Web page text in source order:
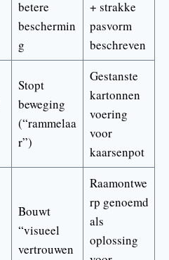
betere
beschermin
g
+ strakke
pasvorm
beschreven
Stopt
beweging
(“rammelaa
r”)
Gestanste
kartonnen
voering
voor
kaarsenpot
Bouwt
“visueel
vertrouwen
Raamontwe
rp genoemd
als
oplossing